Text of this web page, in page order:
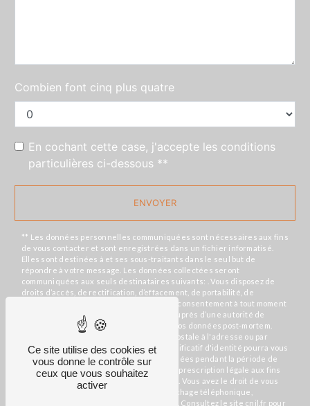
Combien font cinq plus quatre
En cochant cette case, j'accepte les conditions
particulières ci-dessous **
ENVOYER
** Les données personnelles communiquées sont nécessaires aux fins
de vous contacter et sont enregistrées dans un fichier informatisé.
Elles sont destinées à et ses sous-traitants dans le seul but de
répondre à votre message. Les données collectées seront
communiquées aux seuls destinataires suivants: . Vous disposez de
droits d’accès, de rectification, d’effacement, de portabilité, de
limitation, d’opposition, de retrait de votre consentement à tout moment
et du droit d’introduire une réclamation auprès d’une autorité de
contrôle, ainsi que d’organiser le sort de vos données post-mortem.
Vous pouvez exercer ces droits par voie postale à l'adresse ou par
courrier électronique à l'adresse . Un justificatif d'identité pourra vous
être demandé. Nous conservons vos données pendant la période de
prise de contact puis pendant la durée de prescription légale aux fins
probatoires et de gestion des contentieux. Vous avez le droit de vous
inscrire sur la liste d'opposition au démarchage téléphonique,
. Consultez le site cnil.fr pour
Ce site utilise des cookies et
vous donne le contrôle sur
ceux que vous souhaitez
activer